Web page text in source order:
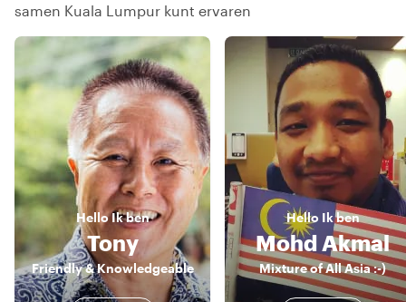
samen Kuala Lumpur kunt ervaren
HelloIk ben
Tony
Friendly & Knowledgeable
Hello Ik ben
Mohd Akmal
Mixture of All Asia :-)